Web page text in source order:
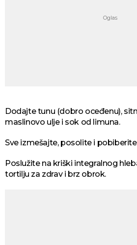
Dodajte tunu (dobro oceđenu),
maslinovo ulje i sok od limuna.
Sve izmešajte, posolite i
Poslužite na kriški integralnog
tortilju za zdrav i brz obrok.